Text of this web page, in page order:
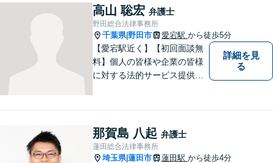
談も受け付けています。ぜひ
一度ご相談を！【初回相談無
料】
高山 聡宏 弁護士
野田総合法律事務所
千葉県| 野田市 愛宕駅 から徒歩5分
【愛宕駅近く】【初回面談無
料】個人の皆様や企業の皆様
に対する法的サービス提供に
務など、幅広く対応します。
【当日／夜間／休日対応可】
お気軽にご相談ください。
詳細を見
る
那賀島 八起 弁護士
蓮田総合法律事務所
埼玉県|蓮田市 蓮田駅 から徒歩4分